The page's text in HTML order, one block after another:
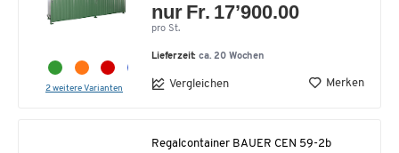
2 weitere Varianten
nur Fr. 17’900.00
pro St.
Lieferzeit:ca. 20 Wochen
Vergleichen Merken
Regalcontainer BAUER CEN 59-2b